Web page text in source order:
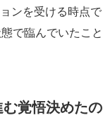
ンを受ける時点
で臨んでいたこ
覚悟決めた